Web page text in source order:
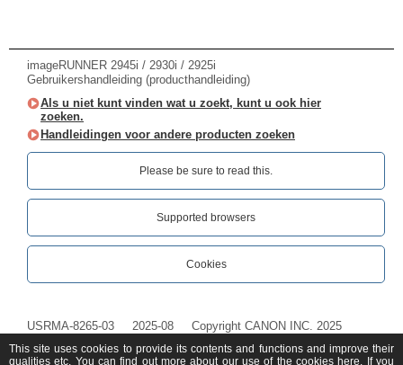
imageRUNNER 2945i / 2930i / 2925i
Gebruikershandleiding (producthandleiding)
Als u niet kunt vinden wat u zoekt, kunt u ook hier
zoeken.
Handleidingen voor andere producten zoeken
Please be sure to read this.‎
Supported browsers
Cookies
USRMA-8265-03 2025-08 Copyright CANON INC. 2025
This site uses cookies to provide its contents and functions and improve their
qualities etc. You can find out more about our use of the cookies here. If you